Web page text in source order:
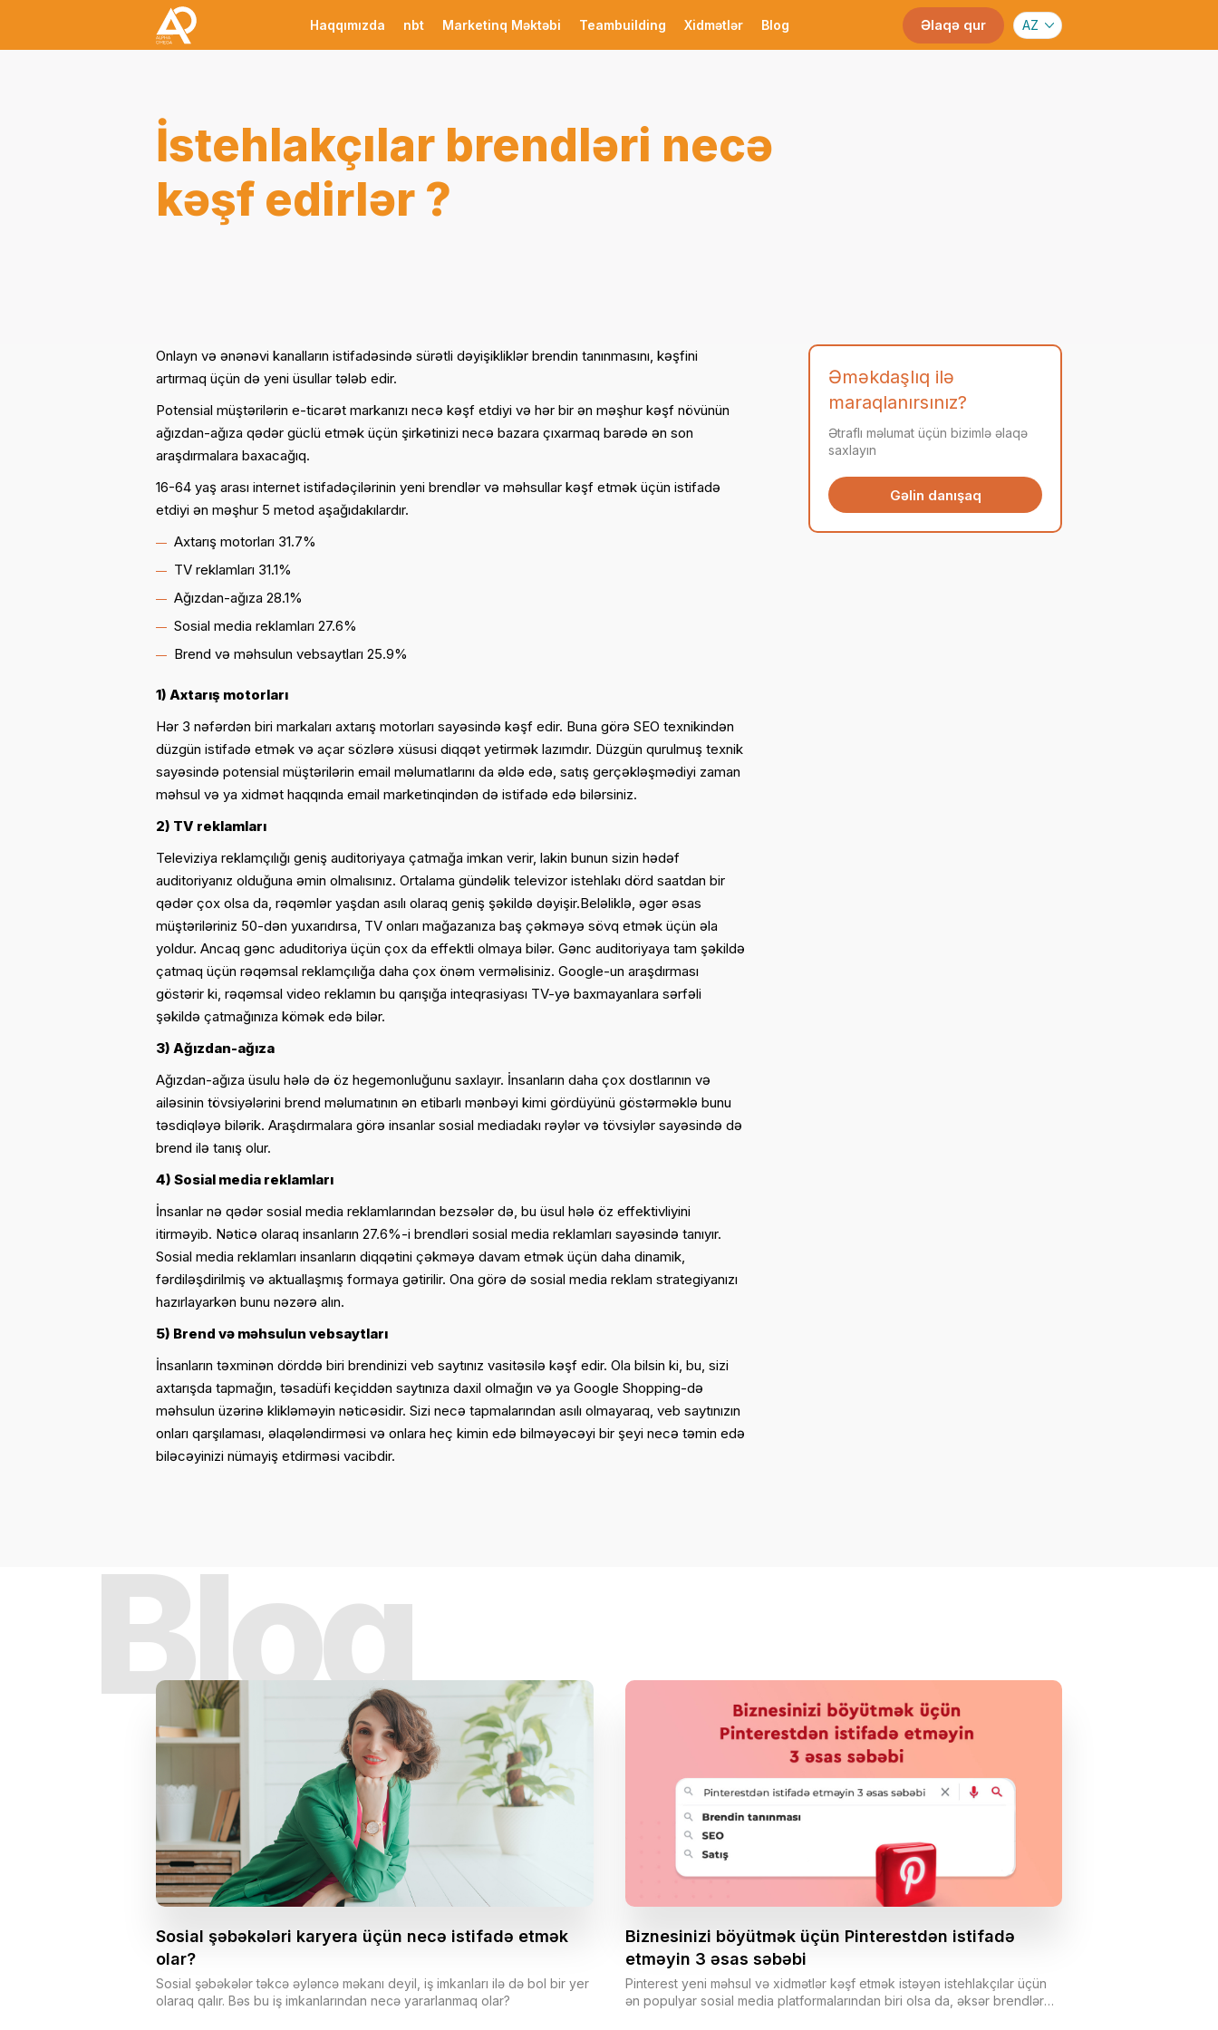
Haqqımızda nbt Marketinq Məktəbi Teambuilding Xidmətlər Blog Əlaqə qur AZ
İstehlakçılar brendləri necə
kəşf edirlər ?
Onlayn və ənənəvi kanalların istifadəsində sürətli dəyişikliklər brendin tanınmasını, kəşfini
artırmaq üçün də yeni üsullar tələb edir.
Potensial müştərilərin e-ticarət markanızı necə kəşf etdiyi və hər bir ən məşhur kəşf növünün
ağızdan-ağıza qədər güclü etmək üçün şirkətinizi necə bazara çıxarmaq barədə ən son
araşdırmalara baxacağıq.
16-64 yaş arası internet istifadəçilərinin yeni brendlər və məhsullar kəşf etmək üçün istifadə
etdiyi ən məşhur 5 metod aşağıdakılardır.
Axtarış motorları 31.7%
TV reklamları 31.1%
Ağızdan-ağıza 28.1%
Sosial media reklamları 27.6%
Brend və məhsulun vebsaytları 25.9%
1) Axtarış motorları
Hər 3 nəfərdən biri markaları axtarış motorları sayəsində kəşf edir. Buna görə SEO texnikindən
düzgün istifadə etmək və açar sözlərə xüsusi diqqət yetirmək lazımdır. Düzgün qurulmuş texnik
sayəsində potensial müştərilərin email məlumatlarını da əldə edə, satış gerçəkləşmədiyi zaman
məhsul və ya xidmət haqqında email marketinqindən də istifadə edə bilərsiniz.
2) TV reklamları
Televiziya reklamçılığı geniş auditoriyaya çatmağa imkan verir, lakin bunun sizin hədəf
auditoriyanız olduğuna əmin olmalısınız. Ortalama gündəlik televizor istehlakı dörd saatdan bir
qədər çox olsa da, rəqəmlər yaşdan asılı olaraq geniş şəkildə dəyişir.Beləliklə, əgər əsas
müştəriləriniz 50-dən yuxarıdırsa, TV onları mağazanıza baş çəkməyə sövq etmək üçün əla
yoldur. Ancaq gənc aduditoriya üçün çox da effektli olmaya bilər. Gənc auditoriyaya tam şəkildə
çatmaq üçün rəqəmsal reklamçılığa daha çox önəm verməlisiniz. Google-un araşdırması
göstərir ki, rəqəmsal video reklamın bu qarışığa inteqrasiyası TV-yə baxmayanlara sərfəli
şəkildə çatmağınıza kömək edə bilər.
3) Ağızdan-ağıza
Ağızdan-ağıza üsulu hələ də öz hegemonluğunu saxlayır. İnsanların daha çox dostlarının və
ailəsinin tövsiyələrini brend məlumatının ən etibarlı mənbəyi kimi gördüyünü göstərməklə bunu
təsdiqləyə bilərik. Araşdırmalara görə insanlar sosial mediadakı rəylər və tövsiylər sayəsində də
brend ilə tanış olur.
4) Sosial media reklamları
İnsanlar nə qədər sosial media reklamlarından bezsələr də, bu üsul hələ öz effektivliyini
itirməyib. Nəticə olaraq insanların 27.6%-i brendləri sosial media reklamları sayəsində tanıyır.
Sosial media reklamları insanların diqqətini çəkməyə davam etmək üçün daha dinamik,
fərdiləşdirilmiş və aktuallaşmış formaya gətirilir. Ona görə də sosial media reklam strategiyanızı
hazırlayarkən bunu nəzərə alın.
5) Brend və məhsulun vebsaytları
İnsanların təxminən dörddə biri brendinizi veb saytınız vasitəsilə kəşf edir. Ola bilsin ki, bu, sizi
axtarışda tapmağın, təsadüfi keçiddən saytınıza daxil olmağın və ya Google Shopping-də
məhsulun üzərinə klikləməyin nəticəsidir. Sizi necə tapmalarından asılı olmayaraq, veb saytınızın
onları qarşılaması, əlaqələndirməsi və onlara heç kimin edə bilməyəcəyi bir şeyi necə təmin edə
biləcəyinizi nümayiş etdirməsi vacibdir.
Əməkdaşlıq ilə
maraqlanırsınız?
Ətraflı məlumat üçün bizimlə əlaqə
saxlayın
Gəlin danışaq
Bloq
Sosial şəbəkələri karyera üçün necə istifadə etmək
olar?
Sosial şəbəkələr təkcə əyləncə məkanı deyil, iş imkanları ilə də bol bir yer
olaraq qalır. Bəs bu iş imkanlarından necə yararlanmaq olar?
Biznesinizi böyütmək üçün Pinterestdən istifadə
etməyin 3 əsas səbəbi
Pinterest yeni məhsul və xidmətlər kəşf etmək istəyən istehlakçılar üçün
ən populyar sosial media platformalarından biri olsa da, əksər brendlər